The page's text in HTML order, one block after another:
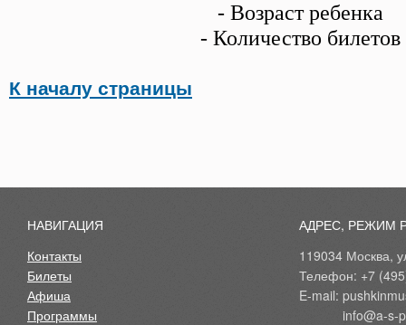
- Возраст ребенка
- Количество билетов
К началу страницы
НАВИГАЦИЯ
Контакты
Билеты
Афиша
Программы
АДРЕС, РЕЖИМ
119034 Москва,
Телефон: +7
E-mail: